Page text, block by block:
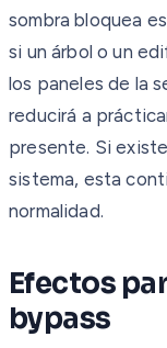
sombra bloquea
si un árbol o un
los paneles de la
reducirá a
presente. Si
sistema, esta
normalidad.
Efectos
bypass